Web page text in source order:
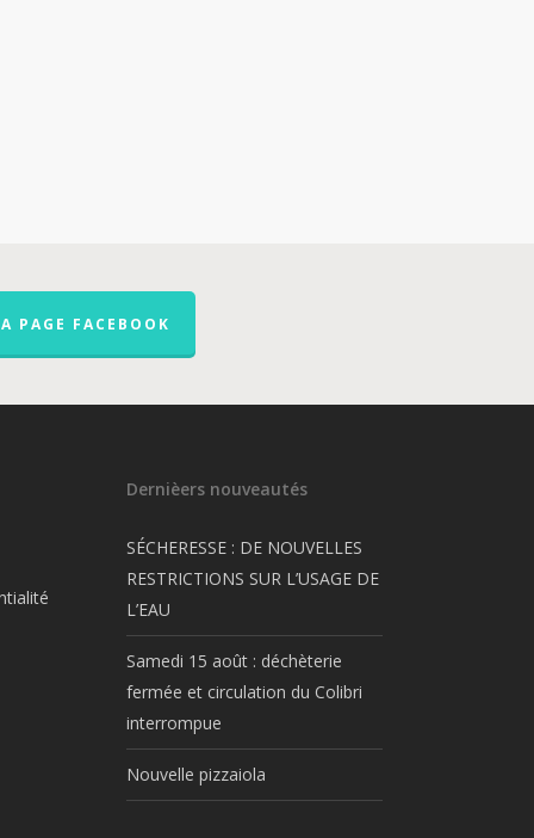
PAGE FACEBOOK
Dernièers nouveautés
SÉCHERESSE : DE NOUVELLES
RESTRICTIONS SUR L’USAGE DE
L’EAU
Samedi 15 août : déchèterie
fermée et circulation du Colibri
interrompue
Nouvelle pizzaiola